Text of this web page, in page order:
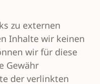
zu externen
Inhalte wir keinen
wir für diese
Gewähr
der verlinkten